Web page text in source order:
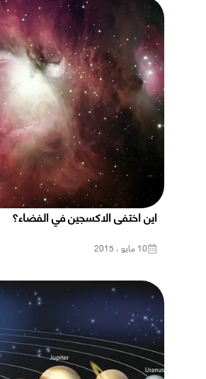
اين اختفى الاكسجين في الفضاء؟
10 مايو ، 2015